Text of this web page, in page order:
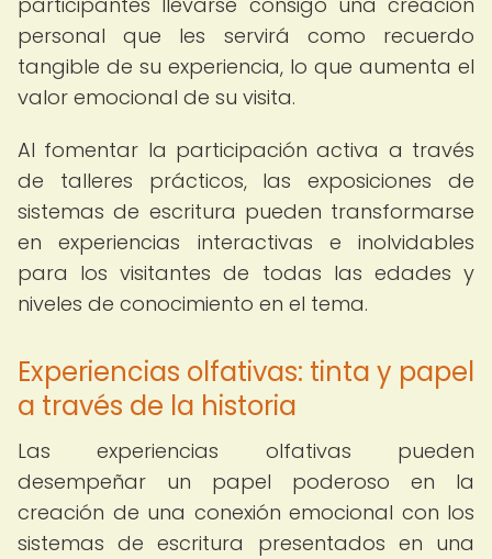
personal que les servirá como recuerdo
tangible de su experiencia, lo que aumenta el
valor emocional de su visita.
Al fomentar la participación activa a través
de talleres prácticos, las exposiciones de
sistemas de escritura pueden transformarse
en experiencias interactivas e inolvidables
para los visitantes de todas las edades y
niveles de conocimiento en el tema.
Experiencias olfativas: tinta y papel
a través de la historia
Las experiencias olfativas pueden
desempeñar un papel poderoso en la
creación de una conexión emocional con los
sistemas de escritura presentados en una